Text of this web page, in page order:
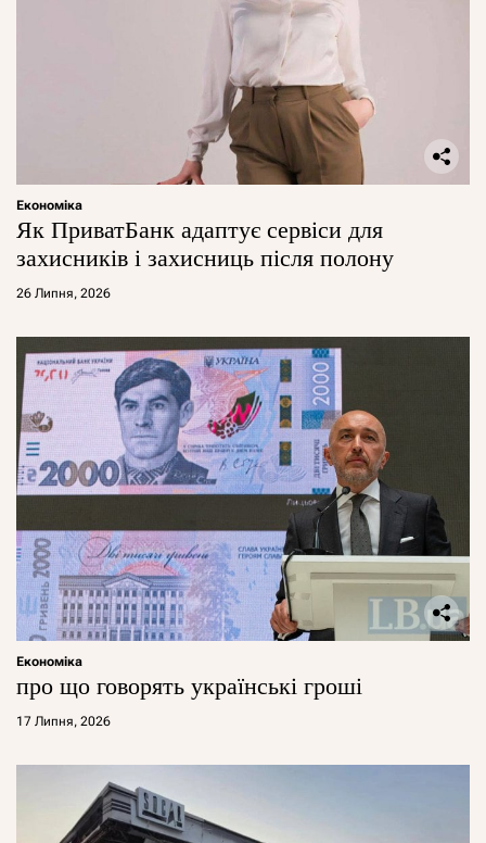
Економіка
Як ПриватБанк адаптує сервіси для
захисників і захисниць після полону
26 Липня, 2026
Економіка
про що говорять українські гроші
17 Липня, 2026